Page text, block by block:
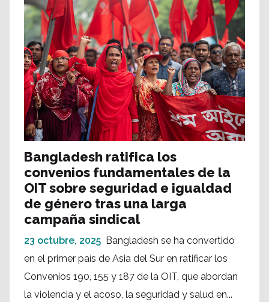
Bangladesh ratifica los
convenios fundamentales de la
OIT sobre seguridad e igualdad
de género tras una larga
campaña sindical
23 octubre, 2025 Bangladesh se ha convertido
en el primer país de Asia del Sur en ratificar los
Convenios 190, 155 y 187 de la OIT, que abordan
la violencia y el acoso, la seguridad y salud en...